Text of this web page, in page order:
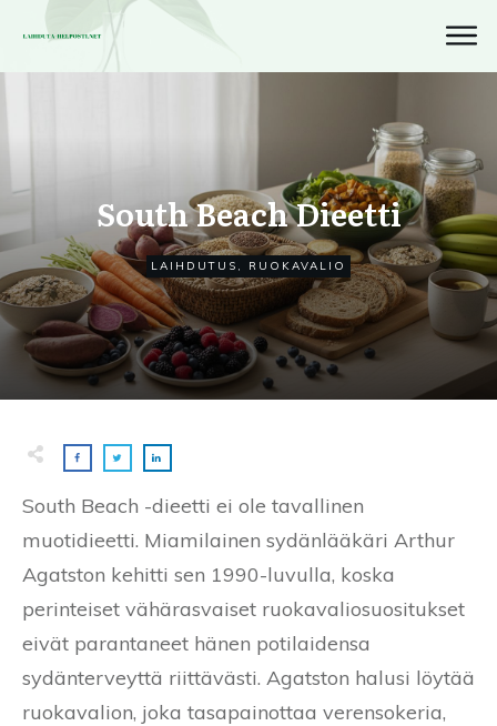
South Beach Dieetti
LAIHDUTUS , RUOKAVALIO
South Beach -dieetti ei ole tavallinen
muotidieetti. Miamilainen sydänlääkäri Arthur
Agatston kehitti sen 1990-luvulla, koska
perinteiset vähärasvaiset ruokavaliosuositukset
eivät parantaneet hänen potilaidensa
sydänterveyttä riittävästi. Agatston halusi löytää
ruokavalion, joka tasapainottaa verensokeria,